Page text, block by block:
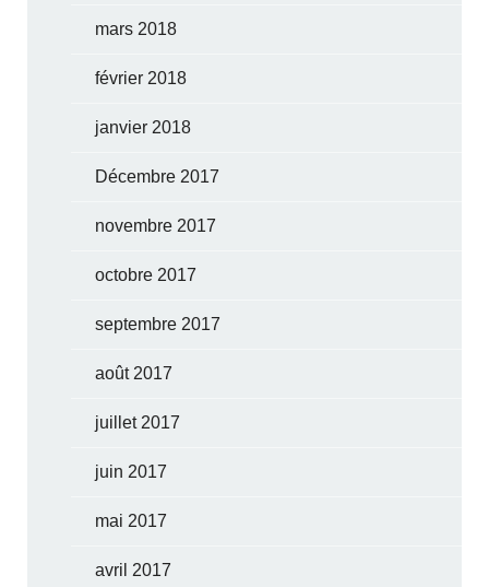
mars 2018
février 2018
janvier 2018
Décembre 2017
novembre 2017
octobre 2017
septembre 2017
août 2017
juillet 2017
juin 2017
mai 2017
avril 2017